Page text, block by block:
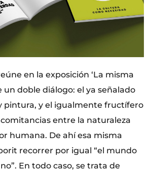
en la exposición ‘La misma
un doble diálogo: el ya señalado
pintura, y el igualmente fructífero
entre la naturaleza
humana. De ahí esa misma
recorrer por igual “el mundo
En todo caso, se trata de